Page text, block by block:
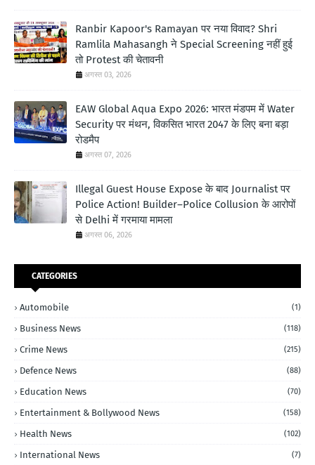
Ranbir Kapoor's Ramayan पर नया विवाद? Shri
Ramlila Mahasangh ने Special Screening नहीं हुई
तो Protest की चेतावनी
अगस्त 03, 2026
EAW Global Aqua Expo 2026: भारत मंडपम में Water
Security पर मंथन, विकसित भारत 2047 के लिए बना बड़ा
रोडमैप
अगस्त 07, 2026
Illegal Guest House Expose के बाद Journalist पर
Police Action! Builder–Police Collusion के आरोपों
से Delhi में गरमाया मामला
अगस्त 06, 2026
CATEGORIES
Automobile (1)
Business News (118)
Crime News (215)
Defence News (88)
Education News (70)
Entertainment & Bollywood News (158)
Health News (102)
International News (7)